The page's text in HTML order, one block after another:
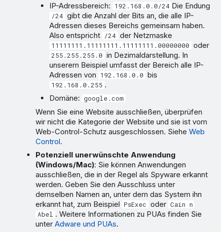
IP-Adressbereich: 192.168.0.0/24 Die Endung
/24 gibt die Anzahl der Bits an, die alle IP-
Adressen dieses Bereichs gemeinsam haben.
Also entspricht
/24 der Netzmaske
11111111.11111111.11111111.00000000 oder
255.255.255.0 in Dezimaldarstellung. In
unserem Beispiel umfasst der Bereich alle IP-
Adressen von
192.168.0.0 bis
192.168.0.255 .
Domäne: google.com
Wenn Sie eine Website ausschließen, überprüfen
wir nicht die Kategorie der Website und sie ist vom
Web-Control-Schutz ausgeschlossen. SieheWeb
Control.
Potenziell unerwünschte Anwendung
(Windows/Mac): Sie können Anwendungen
ausschließen, die in der Regel als Spyware erkannt
werden. Geben Sie den Ausschluss unter
demselben Namen an, unter dem das System ihn
erkannt hat, zum Beispiel PsExec oder Cain n
Abel . Weitere Informationen zu PUAs finden Sie
unterAdware und PUAs.